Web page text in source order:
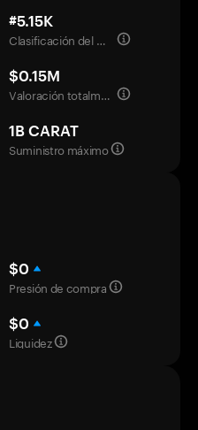
#5.15K
Clasificación del mercado
$0.15M
Valoración totalmente diluida
1B CARAT
Suministro máximo
$0
Presión de compra
$0
Liquidez